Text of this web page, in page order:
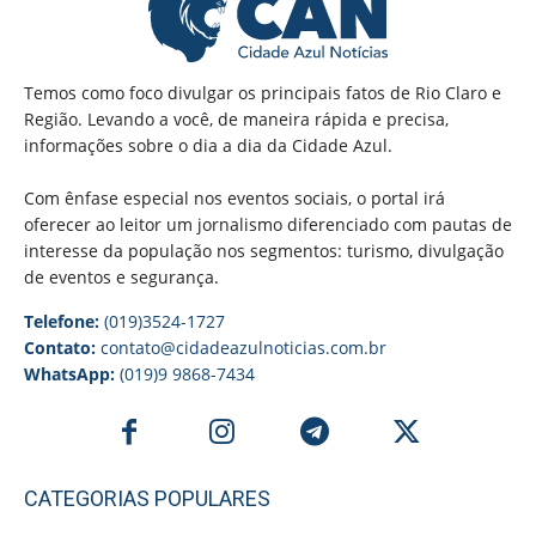
Temos como foco divulgar os principais fatos de Rio Claro e
Região. Levando a você, de maneira rápida e precisa,
informações sobre o dia a dia da Cidade Azul.
Com ênfase especial nos eventos sociais, o portal irá
oferecer ao leitor um jornalismo diferenciado com pautas de
interesse da população nos segmentos: turismo, divulgação
de eventos e segurança.
Telefone: (019)3524-1727
Contato: contato@cidadeazulnoticias.com.br
WhatsApp: (019)9 9868-7434
CATEGORIAS POPULARES